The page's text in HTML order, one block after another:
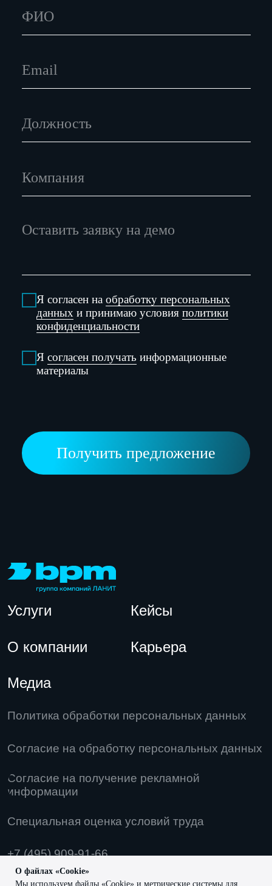
О файлах «Cookie»
Мы используем файлы «Cookie» и метрические системы для
+7 (495) 909-91-66
129075, город Москва, Мурманский проезд, д.